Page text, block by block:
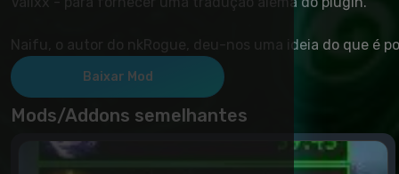
Naifu, o autor do nkRogue, deu-nos uma ideia do que é
Baixar Mod
Mods/Addons semelhantes